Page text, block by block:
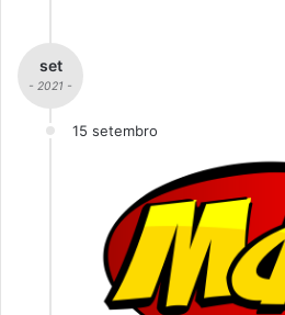
set
- 2021 -
15 setembro